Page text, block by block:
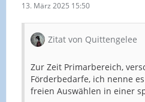
13. März 2025 15:50
Zitat von Quittengelee
Zur Zeit Primarbereich,
Förderbedarfe, ich nenne
freien Auswählen in einer